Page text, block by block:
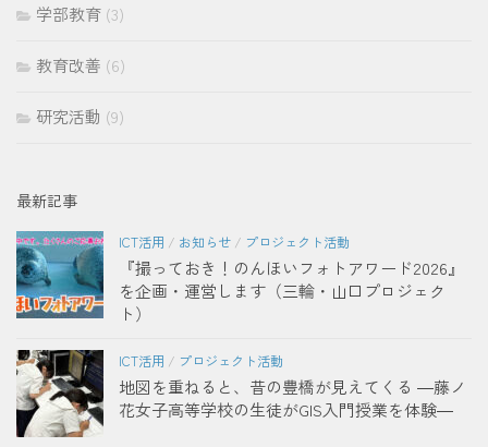
学部教育 (3)
教育改善 (6)
研究活動 (9)
最新記事
ICT活用 / お知らせ / プロジェクト活動
『撮っておき！のんほいフォトアワード2026』
を企画・運営します（三輪・山口プロジェク
ト）
ICT活用 / プロジェクト活動
地図を重ねると、昔の豊橋が見えてくる ―藤ノ
花女子高等学校の生徒がGIS入門授業を体験―